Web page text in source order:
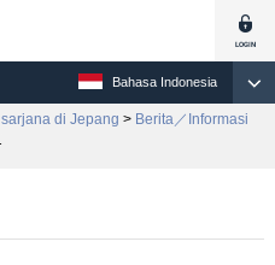
Bahasa Indonesia
di Jepang > Berita／Informasi